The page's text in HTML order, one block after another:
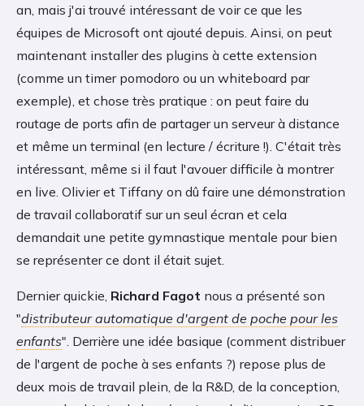
an, mais j'ai trouvé intéressant de voir ce que les
équipes de Microsoft ont ajouté depuis. Ainsi, on peut
maintenant installer des plugins à cette extension
(comme un timer pomodoro ou un whiteboard par
exemple), et chose très pratique : on peut faire du
routage de ports afin de partager un serveur à distance
et même un terminal (en lecture / écriture !). C'était très
intéressant, même si il faut l'avouer difficile à montrer
en live. Olivier et Tiffany on dû faire une démonstration
de travail collaboratif sur un seul écran et cela
demandait une petite gymnastique mentale pour bien
se représenter ce dont il était sujet.
Dernier quickie, Richard Fagot nous a présenté son
"distributeur automatique d'argent de poche pour les
enfants". Derrière une idée basique (comment distribuer
de l'argent de poche à ses enfants ?) repose plus de
deux mois de travail plein, de la R&D, de la conception,